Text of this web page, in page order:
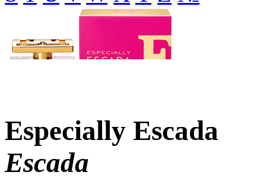
Especially Escada
Escada